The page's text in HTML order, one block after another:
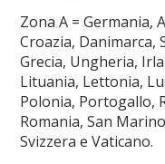
Zona A = Germania,
Croazia, Danimarca,
Grecia, Ungheria,
Lituania, Lettonia,
Polonia, Portogallo,
Romania, San
Svizzera e Vaticano.